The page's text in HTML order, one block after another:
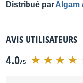
Distribué par Algam
AVIS UTILISATEURS
4.0/5